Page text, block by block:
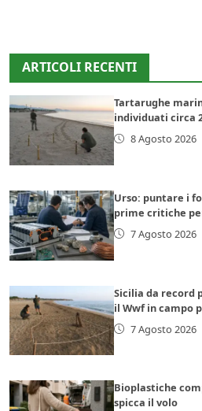
ARTICOLI RECENTI
Tartarughe
individuati circa
8 Agosto 2026
Urso: puntare i
prime critiche
7 Agosto 2026
Sicilia da record
il Wwf in campo
7 Agosto 2026
Bioplastiche
spicca il volo